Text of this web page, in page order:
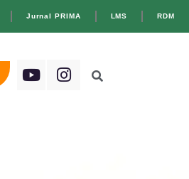
Jurnal PRIMA LMS RDM